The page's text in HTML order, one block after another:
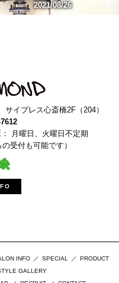
2021/08/26
イプレス心斎橋2F（204）
月曜日、火曜日不定期
受付も可能です）
INFO SPECIAL
PRODUCT
GALLERY